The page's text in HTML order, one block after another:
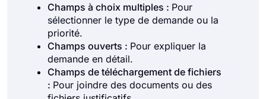
Champs à choix multiples : Pour
sélectionner le type de demande ou la
priorité.
Champs ouverts : Pour expliquer la
demande en détail.
Champs de téléchargement de fichiers
: Pour joindre des documents ou des